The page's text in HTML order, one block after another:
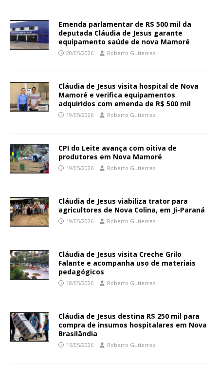
Emenda parlamentar de R$ 500 mil da
deputada Cláudia de Jesus garante
equipamento saúde de nova Mamoré
20/05/2026 Roberto Gutierrez
Cláudia de Jesus visita hospital de Nova
Mamoré e verifica equipamentos
adquiridos com emenda de R$ 500 mil
19/05/2026 Roberto Gutierrez
CPI do Leite avança com oitiva de
produtores em Nova Mamoré
19/05/2026 Roberto Gutierrez
Cláudia de Jesus viabiliza trator para
agricultores de Nova Colina, em Ji-Paraná
19/05/2026 Roberto Gutierrez
Cláudia de Jesus visita Creche Grilo
Falante e acompanha uso de materiais
pedagógicos
18/05/2026 Roberto Gutierrez
Cláudia de Jesus destina R$ 250 mil para
compra de insumos hospitalares em Nova
Brasilândia
15/05/2026 Roberto Gutierrez